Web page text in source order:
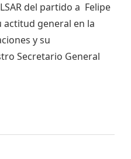
del partido a Felipe
actitud general en la
y su
Secretario General